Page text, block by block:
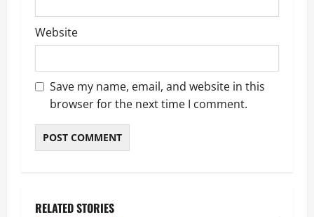
Website
Save my name, email, and website in this
browser for the next time I comment.
RELATED STORIES